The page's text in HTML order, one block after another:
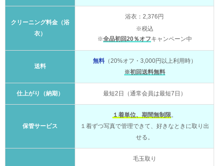
クリーニング料金（浴
衣）
浴衣：2,376円
※税込
※全品初回20％オフキャンペーン中
送料
無料（20%オフ・3,000円以上利用時）
※初回送料無料
仕上がり（納期） 最短2日（通常会員は最短7日）
保管サービス
１着単位、期間無制限。
１着ずつ写真で管理できて、好きなときに取り出
せる。
毛玉取り